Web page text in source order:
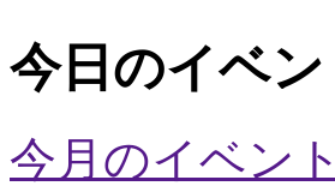
今日のイベン
今月のイベント